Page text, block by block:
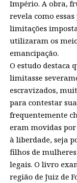
Império. A obra,
revela como
limitações
utilizaram os
emancipação.
O estudo destaca
limitasse
escravizados,
para contestar sua
frequentemente
eram movidas
à liberdade, seja
filhos de
legais. O livro
região de Juiz de